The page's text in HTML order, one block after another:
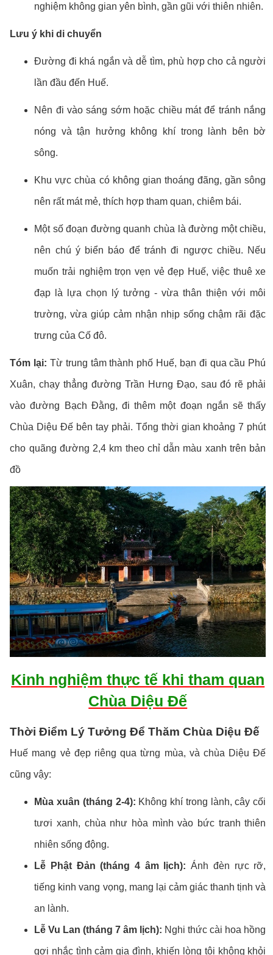
nghiệm không gian yên bình, gần gũi với thiên nhiên.
Lưu ý khi di chuyển
Đường đi khá ngắn và dễ tìm, phù hợp cho cả người
lần đầu đến Huế.
Nên đi vào sáng sớm hoặc chiều mát để tránh nắng
nóng và tận hưởng không khí trong lành bên bờ
sông.
Khu vực chùa có không gian thoáng đãng, gần sông
nên rất mát mẻ, thích hợp tham quan, chiêm bái.
Một số đoạn đường quanh chùa là đường một chiều,
nên chú ý biển báo để tránh đi ngược chiều. Nếu
muốn trải nghiệm trọn vẹn vẻ đẹp Huế, việc thuê xe
đạp là lựa chọn lý tưởng - vừa thân thiện với môi
trường, vừa giúp cảm nhận nhịp sống chậm rãi đặc
trưng của Cố đô.
Tóm lại: Từ trung tâm thành phố Huế, bạn đi qua cầu Phú
Xuân, chạy thẳng đường Trần Hưng Đạo, sau đó rẽ phải
vào đường Bạch Đằng, đi thêm một đoạn ngắn sẽ thấy
Chùa Diệu Đế bên tay phải. Tổng thời gian khoảng 7 phút
cho quãng đường 2,4 km theo chỉ dẫn màu xanh trên bản
đồ
Kinh nghiệm thực tế khi tham quan
Chùa Diệu Đế
Thời Điểm Lý Tưởng Để Thăm Chùa Diệu Đế
Huế mang vẻ đẹp riêng qua từng mùa, và chùa Diệu Đế
cũng vậy:
Mùa xuân (tháng 2-4): Không khí trong lành, cây cối
tươi xanh, chùa như hòa mình vào bức tranh thiên
nhiên sống động.
Lễ Phật Đản (tháng 4 âm lịch): Ánh đèn rực rỡ,
tiếng kinh vang vọng, mang lại cảm giác thanh tịnh và
an lành.
Lễ Vu Lan (tháng 7 âm lịch): Nghi thức cài hoa hồng
gợi nhắc tình cảm gia đình, khiến lòng tôi không khỏi